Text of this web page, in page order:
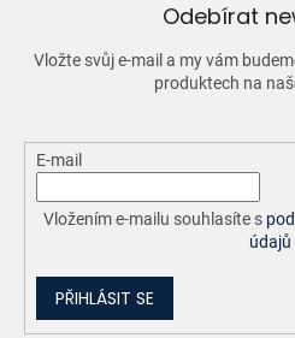
Odebírat
Vložte svůj e-mail a my vám
produktech na
E-mail
Vložením e-mailu souhlasíte s
údajů
PŘIHLÁSIT SE